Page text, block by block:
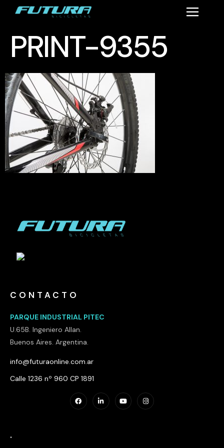
PRINT-9355
CONTACTO
PARQUE INDUSTRIAL PITEC
U.65B. Ingeniero Allan.
Buenos Aires. Argentina.
info@futuraonline.com.ar
Calle 1236 nº 960 CP 1891
.